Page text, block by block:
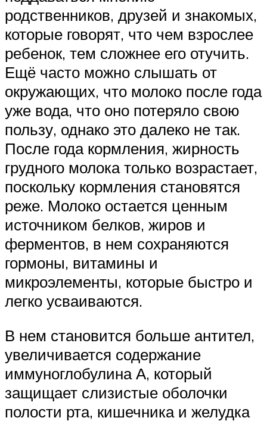
родственников, друзей и знакомых,
которые говорят, что чем взрослее
ребенок, тем сложнее его отучить.
Ещё часто можно слышать от
окружающих, что молоко после года
уже вода, что оно потеряло свою
пользу, однако это далеко не так.
После года кормления, жирность
грудного молока только возрастает,
поскольку кормления становятся
реже. Молоко остается ценным
источником белков, жиров и
ферментов, в нем сохраняются
гормоны, витамины и
микроэлементы, которые быстро и
легко усваиваются.
В нем становится больше антител,
увеличивается содержание
иммуноглобулина А, который
защищает слизистые оболочки
полости рта, кишечника и желудка